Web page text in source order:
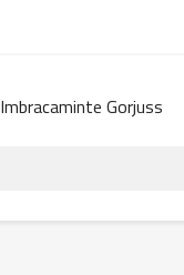
Imbracaminte Gorjuss